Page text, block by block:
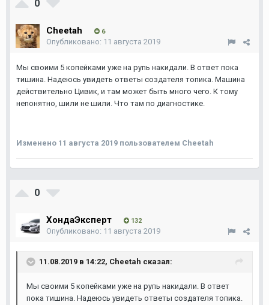
0
Cheetah 6
Опубликовано: 11 августа 2019
Мы своими 5 копейками уже на рупь накидали. В ответ пока
тишина. Надеюсь увидеть ответы создателя топика. Машина
действительно Цивик, и там может быть много чего. К тому
непонятно, шили не шили. Что там по диагностике.
Изменено 11 августа 2019 пользователем Cheetah
0
ХондаЭксперт 132
Опубликовано: 11 августа 2019
11.08.2019 в 14:22, Cheetah сказал:
Мы своими 5 копейками уже на рупь накидали. В ответ
пока тишина. Надеюсь увидеть ответы создателя топика.